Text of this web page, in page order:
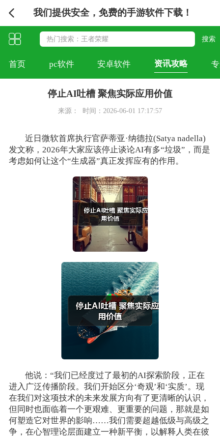
我们提供安全，免费的手游软件下载！
首页 pc软件 安卓软件 资讯攻略
停止AI吐槽 聚焦实际应用价值
来源： 时间：2026-06-01 17:17:57
近日微软首席执行官萨蒂亚·纳德拉(Satya nadella)
发文称，2026年大家应该停止谈论AI有多“垃圾”，而是
考虑如何让这个“生成器”真正发挥应有的作用。
他说：“我们已经度过了最初的AI探索阶段，正在
进入广泛传播阶段。我们开始区分‘奇观’和‘实质’。现
在我们对这项技术的未来发展方向有了更清晰的认识，
但同时也面临着一个更艰难、更重要的问题，那就是如
何塑造它对世界的影响……我们需要超越低级与高级之
争，在心智理论层面建立一种新平衡，以解释人类在彼